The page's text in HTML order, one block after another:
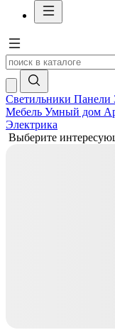
Светильники Панели
Мебель Умный дом
Электрика
Выберите